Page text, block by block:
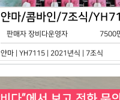
판매자 장비다운영자 7500
얀마 | YH7115 | 2021년식 | 7조식